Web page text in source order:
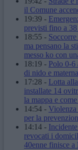
il Comune
19:39 -
previsti fino a
18:55 -
ma pensano la
messo ko con
18:19 - Polo 0-6
di nido e materna
17:28 - Lotta
installate 14
la mappa e
14:54 -
per la
14:14 -
revocati i
40enne finisce a